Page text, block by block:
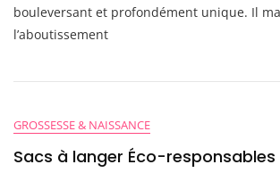
bouleversant et profondément unique. Il
l’aboutissement
GROSSESSE & NAISSANCE
Sacs à langer Éco-